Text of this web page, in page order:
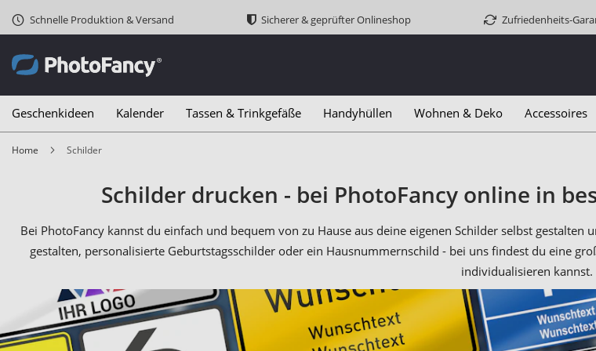
Schnelle Produktion & Versand Sicherer & geprüfter Onlineshop Zufriedenheits-
Geschenkideen Kalender Tassen & Trinkgefäße Handyhüllen Wohnen & Deko Accessoires
Home Schilder
Schilder drucken - bei PhotoFancy online in
Bei PhotoFancy kannst du einfach und bequem von zu Hause aus deine eigenen Schilder selbst
gestalten, personalisierte Geburtstagsschilder oder ein Hausnummernschild - bei uns findest du eine
individualisieren kannst.